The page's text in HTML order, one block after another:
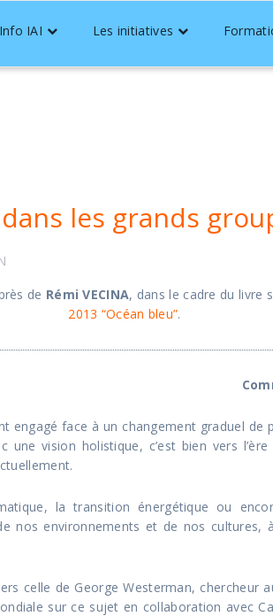
IAI Les initiatives
les grands
de Rémi VECINA, dans le cadre du livre
2013 “Océan bleu”.
engagé face à un changement graduel
une vision holistique, c’est bien vers
la transition énergétique ou
nos environnements et de nos
celle de George Westerman, chercheur
sur ce sujet en collaboration avec